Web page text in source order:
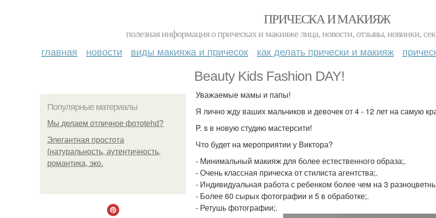
ПРИЧЕСКА И МАКИЯЖ
полезная информация о прическах и макияже лица, новости, отзывы, новинки,
главная новости виды макияжа и причесок как делать прически и макияж
Beauty Kids Fashion DAY!
Популярные материалы
Мы делаем отличное фотоtehd?
Элегантная простота
(натуральность, аутентичность,
романтика, эко.
Уважаемые мамы и папы!
Я лично жду ваших мальчиков и девочек от 4 - 12 лет на самую
P. s в новую студию мастерсити!
Что будет на мероприятии у Виктора?
- Минимальный макияж для более естественного образа;.
- Очень классная прическа от стилиста агентства;.
- Индивидуальная работа с ребенком более чем на 3
- Более 60 сырых фотографии и 5 в обработке;.
- Ретушь фотографии;.